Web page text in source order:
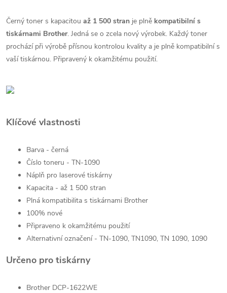
Černý toner s kapacitou až 1 500 stran je plně kompatibilní s
tiskárnami Brother. Jedná se o zcela nový výrobek. Každý toner
prochází při výrobě přísnou kontrolou kvality a je plně kompatibilní s
vaší tiskárnou. Připravený k okamžitému použití.
Klíčové vlastnosti
Barva - černá
Číslo toneru - TN-1090
Náplň pro laserové tiskárny
Kapacita - až 1 500 stran
Plná kompatibilita s tiskárnami Brother
100% nové
Připraveno k okamžitému použití
Alternativní označení - TN-1090, TN1090, TN 1090, 1090
Určeno pro tiskárny
Brother DCP-1622WE